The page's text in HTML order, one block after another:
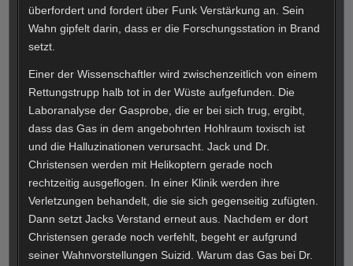
überfordert und fordert über Funk Verstärkung an. Sein
Wahn gipfelt darin, dass er die Forschungsstation in Brand
setzt.
Einer der Wissenschaftler wird zwischenzeitlich von einem
Rettungstrupp halb tot in der Wüste aufgefunden. Die
Laboranalyse der Gasprobe, die er bei sich trug, ergibt,
dass das Gas in dem angebohrten Hohlraum toxisch ist
und die Halluzinationen verursacht. Jack und Dr.
Christensen werden mit Helikoptern gerade noch
rechtzeitig ausgeflogen. In einer Klinik werden ihre
Verletzungen behandelt, die sie sich gegenseitig zufügten.
Dann setzt Jacks Verstand erneut aus. Nachdem er dort
Christensen gerade noch verfehlt, begeht er aufgrund
seiner Wahnvorstellungen Suizid. Warum das Gas bei Dr.